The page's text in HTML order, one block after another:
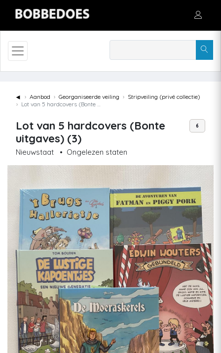
◄ Aanbod Georganiseerde veiling
Stripveiling (privé collectie)
Lot van 5 hardcovers (Bonte uitgaves) (3)
Lot van 5 hardcovers (Bonte
uitgaves) (3)
Nieuwstaat • Ongelezen staten
6